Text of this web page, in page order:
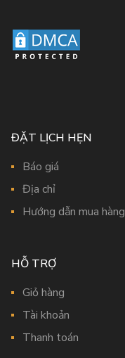
ĐẶT LỊCH HẸN
Báo giá
Địa chỉ
Hướng dẫn mua hàng
HỖ TRỢ
Giỏ hàng
Tài khoản
Thanh toán